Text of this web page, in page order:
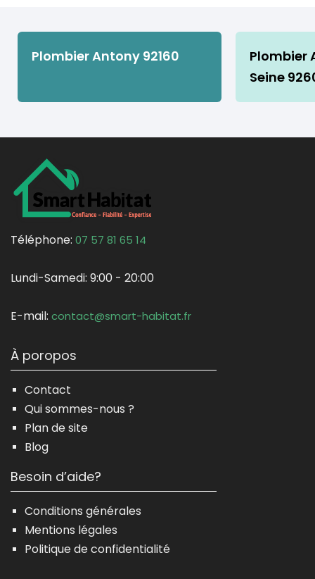
Plombier Antony 92160
Plombier
Seine
Téléphone: 07 57 81 65 14
Lundi-Samedi: 9:00 - 20:00
E-mail: contact@smart-habitat.fr
À poropos
Contact
Qui sommes-nous ?
Plan de site
Blog
Besoin d’aide?
Conditions générales
Mentions légales
Politique de confidentialité